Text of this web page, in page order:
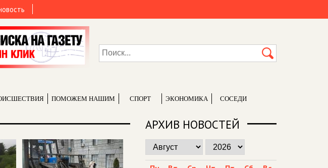
ПОМОЖЕМ НАШИМ СПОРТ ЭКОНОМИКА СОСЕДИ
АРХИВ НОВОСТЕЙ